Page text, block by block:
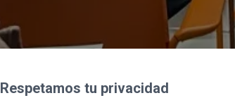
Respetamos tu privacidad